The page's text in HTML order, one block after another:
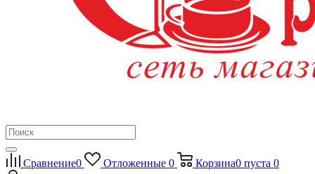
Сравнение0 Отложенные 0 Корзина0 пуста 0